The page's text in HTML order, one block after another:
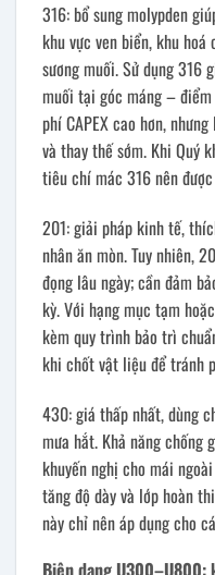
316: bổ sung molypden
khu vực ven biển, khu
sương muối. Sử dụng 316
muối tại góc máng –
phí CAPEX cao hơn,
và thay thế sớm. Khi Quý
tiêu chí mác 316 nên
201: giải pháp kinh tế,
nhân ăn mòn. Tuy nhiên,
đọng lâu ngày; cần đảm
kỳ. Với hạng mục tạm
kèm quy trình bảo trì
khi chốt vật liệu để tránh
430: giá thấp nhất, dùng
mưa hắt. Khả năng
khuyến nghị cho mái
tăng độ dày và lớp hoàn
này chỉ nên áp dụng cho
Biên dạng